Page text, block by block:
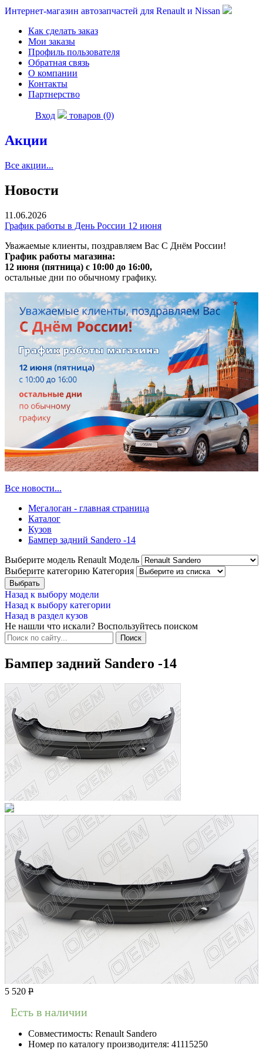
Интернет-магазин автозапчастей для Renault и Nissan
Как сделать заказ
Мои заказы
Профиль пользователя
Обратная связь
О компании
Контакты
Партнерство
Вход товаров (0)
Акции
Все акции...
Новости
11.06.2026
График работы в День России 12 июня
Уважаемые клиенты, поздравляем Вас С Днём России!
График работы магазина:
12 июня (пятница) с 10:00 до 16:00,
остальные дни по обычному графику.
Все новости...
Мегалоган - главная страница
Каталог
Кузов
Бампер задний Sandero -14
Выберите модель Renault Модель
Выберите категорию Категория
Назад к выбору модели
Назад к выбору категории
Назад в раздел кузов
Не нашли что искали? Воспользуйтесь поиском
Бампер задний Sandero -14
5 520 Р
Есть в наличии
Совместимость: Renault Sandero
Номер по каталогу производителя: 41115250